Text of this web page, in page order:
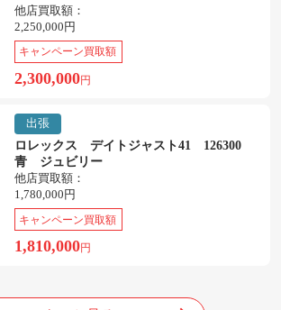
他店買取額：
2,250,000円
キャンペーン買取額
2,300,000円
出張
ロレックス デイトジャスト41 126300
青 ジュビリー
他店買取額：
1,780,000円
キャンペーン買取額
1,810,000円